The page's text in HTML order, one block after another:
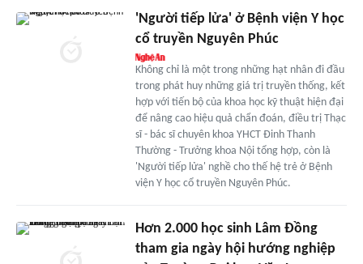
'Người tiếp lửa' ở Bệnh viện Y học
cổ truyền Nguyên Phúc
Không chỉ là một trong những hạt nhân đi đầu
trong phát huy những giá trị truyền thống, kết
hợp với tiến bộ của khoa học kỹ thuật hiện đại
để nâng cao hiệu quả chẩn đoán, điều trị Thạc
sĩ - bác sĩ chuyên khoa YHCT Đinh Thanh
Thường - Trưởng khoa Nội tổng hợp, còn là
'Người tiếp lửa' nghề cho thế hệ trẻ ở Bệnh
viện Y học cổ truyền Nguyên Phúc.
Hơn 2.000 học sinh Lâm Đồng
tham gia ngày hội hướng nghiệp